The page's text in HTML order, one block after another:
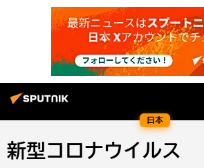
日本
新型コロナウイルス